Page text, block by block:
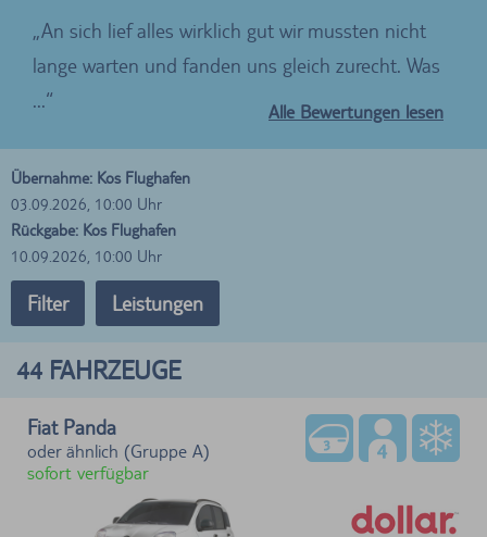
An sich lief alles wirklich gut wir mussten nicht
lange warten und fanden uns gleich zurecht. Was
...
Alle Bewertungen lesen
Übernahme: Kos Flughafen
03.09.2026, 10:00 Uhr
Rückgabe: Kos Flughafen
10.09.2026, 10:00 Uhr
Filter Leistungen
44 FAHRZEUGE
Fiat Panda
oder ähnlich (Gruppe A)
sofort verfügbar